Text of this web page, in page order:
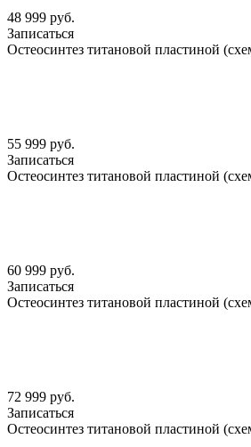
48 999 руб.
Записаться
Остеосинтез титановой пластиной
55 999 руб.
Записаться
Остеосинтез титановой пластиной
60 999 руб.
Записаться
Остеосинтез титановой пластиной
72 999 руб.
Записаться
Остеосинтез титановой пластиной